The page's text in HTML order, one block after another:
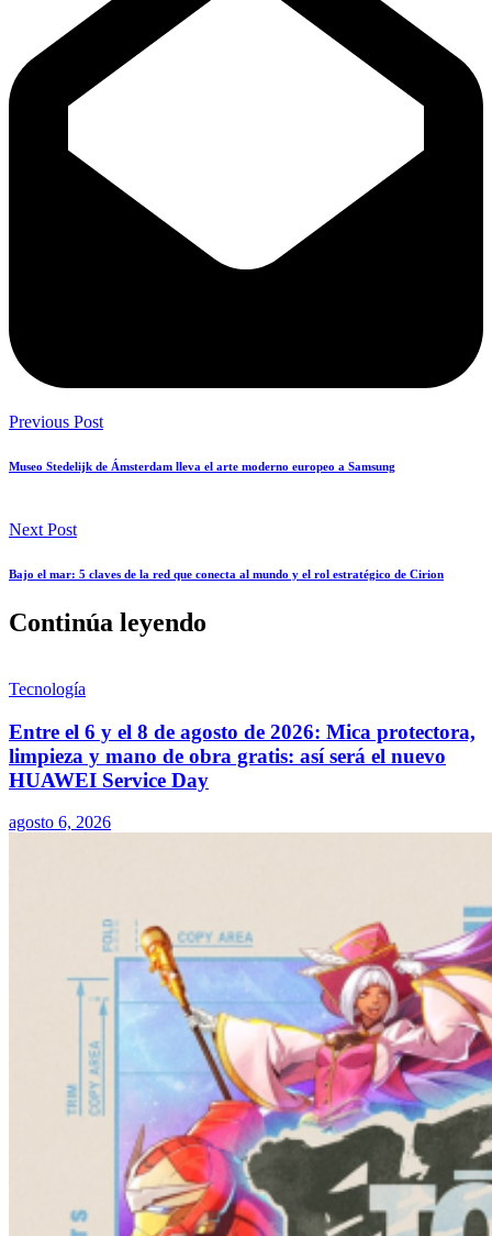
Previous Post
Museo Stedelijk de Ámsterdam lleva el arte moderno europeo a Samsung
Next Post
Bajo el mar: 5 claves de la red que conecta al mundo y el rol estratégico de Cirion
Continúa leyendo
Tecnología
Entre el 6 y el 8 de agosto de 2026: Mica protectora,
limpieza y mano de obra gratis: así será el nuevo
HUAWEI Service Day
agosto 6, 2026